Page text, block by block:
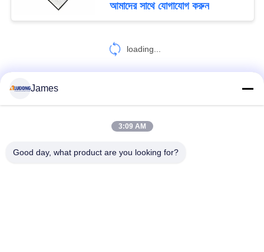
আমাদের সাথে যোগাযোগ করুন
loading...
James
3:09 AM
Good day, what product are you looking for?